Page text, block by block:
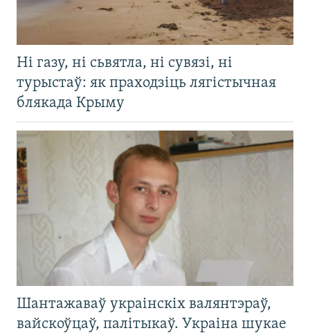
Ні газу, ні сьвятла, ні сувязі, ні
турыстаў: як праходзіць лягістычная
блякада Крыму
Шантажаваў украінскіх валянтэраў,
вайскоўцаў, палітыкаў. Украіна шукае